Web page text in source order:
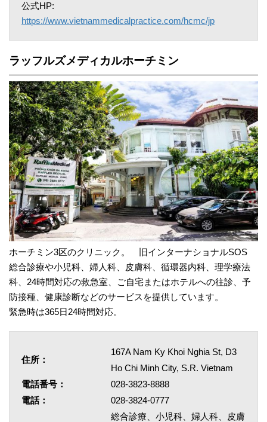
公式HP:
https://www.vietnammedicalpractice.com/hcmc/jp
ラッフルズメディカルホーチミン
ホーチミン3区のクリニック。 旧インターナショナルSOS
総合診療や小児科、婦人科、皮膚科、循環器内科、理学療法
科、24時間対応の救急室、ご自宅またはホテルへの往診、予
防接種、健康診断などのサービスを提供しています。
緊急時は365日24時間対応。
住所：
167A Nam Ky Khoi Nghia St, D3
Ho Chi Minh City, S.R. Vietnam
電話番号：
028-3823-8888
電話：
028-3824-0777
総合診療、小児科、婦人科、皮膚